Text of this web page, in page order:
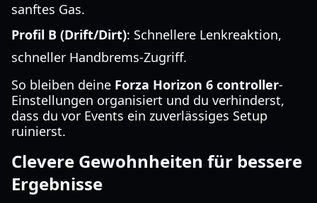
sanftes Gas.
Profil B (Drift/Dirt): Schnellere Lenkreaktion,
schneller Handbrems-Zugriff.
So bleiben deine Forza Horizon 6 controller-
Einstellungen organisiert und du verhinderst,
dass du vor Events ein zuverlässiges Setup
ruinierst.
Clevere Gewohnheiten für bessere
Ergebnisse